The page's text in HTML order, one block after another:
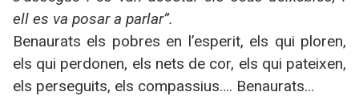
ell es va posar a parlar”.
Benaurats els pobres en l’esperit, els qui ploren,
els qui perdonen, els nets de cor, els qui pateixen,
els perseguits, els compassius…. Benaurats…